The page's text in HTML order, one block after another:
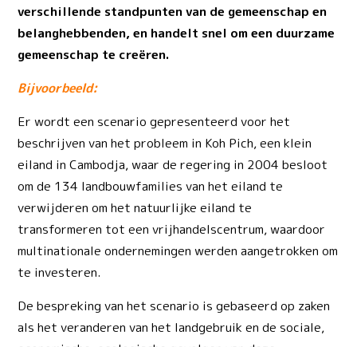
verschillende standpunten van de gemeenschap en
belanghebbenden, en handelt snel om een duurzame
gemeenschap te creëren.
Bijvoorbeeld:
Er wordt een scenario gepresenteerd voor het
beschrijven van het probleem in Koh Pich, een klein
eiland in Cambodja, waar de regering in 2004 besloot
om de 134 landbouwfamilies van het eiland te
verwijderen om het natuurlijke eiland te
transformeren tot een vrijhandelscentrum, waardoor
multinationale ondernemingen werden aangetrokken om
te investeren.
De bespreking van het scenario is gebaseerd op zaken
als het veranderen van het landgebruik en de sociale,